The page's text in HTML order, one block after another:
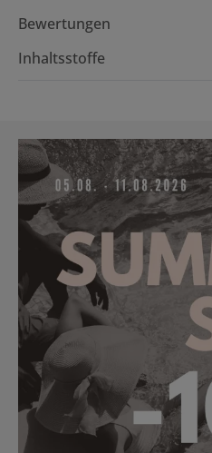
Bewertungen
Inhaltsstoffe